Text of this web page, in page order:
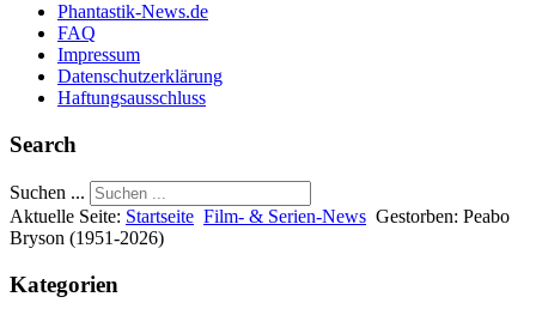
Phantastik-News.de
FAQ
Impressum
Datenschutzerklärung
Haftungsausschluss
Search
Suchen ...
Aktuelle Seite: Startseite Film- & Serien-News Gestorben: Peabo
Bryson (1951-2026)
Kategorien